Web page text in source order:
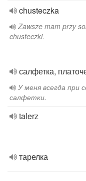
chusteczka
Zawsze mam przy
chusteczki.
салфетка,
У меня всегда при
салфетки.
talerz
тарелка